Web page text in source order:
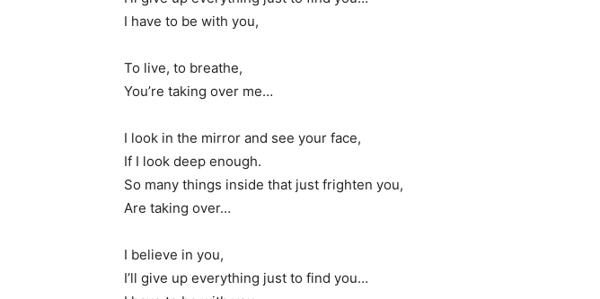
I have to be with you,
To live, to breathe,
You’re taking over me…
I look in the mirror and see your face,
If I look deep enough.
So many things inside that just frighten you,
Are taking over…
I believe in you,
I’ll give up everything just to find you…